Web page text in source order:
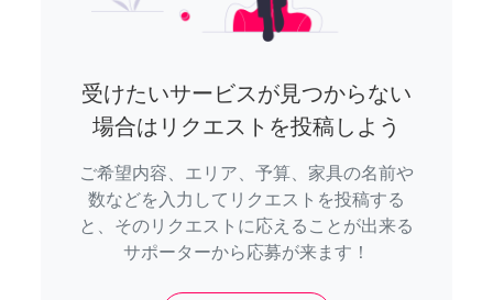
受けたいサービスが見つからない
場合はリクエストを投稿しよう
ご希望内容、エリア、予算、家具の名前や
数などを入力してリクエストを投稿する
と、そのリクエストに応えることが出来る
サポーターから応募が来ます！